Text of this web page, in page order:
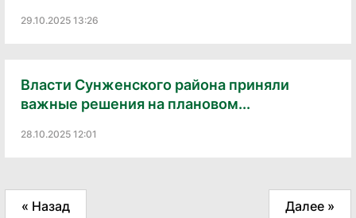
29.10.2025 13:26
Власти Сунженского района приняли
важные решения на плановом...
28.10.2025 12:01
« Назад Далее »